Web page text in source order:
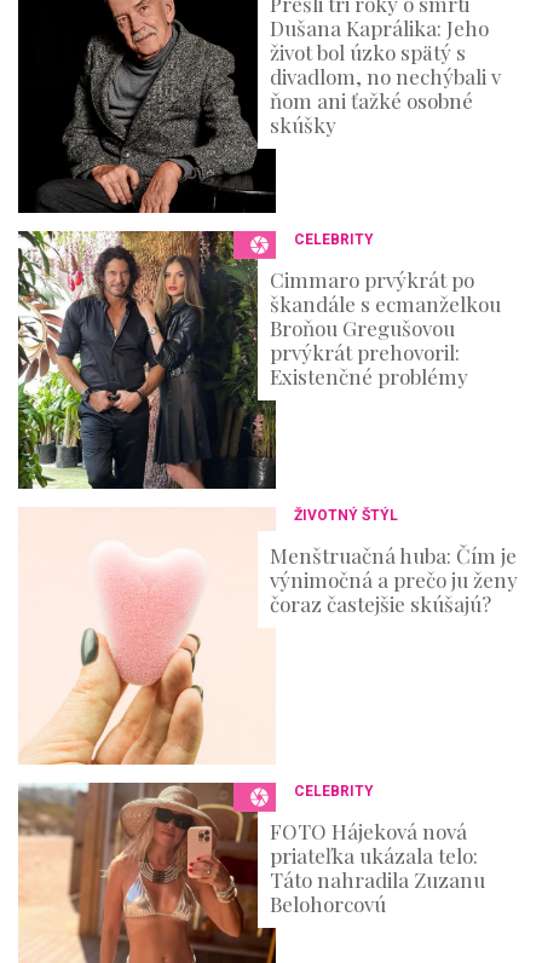
Dušana Kaprálika: Jeho
život bol úzko spätý s
divadlom, no nechýbali v
ňom ani ťažké osobné
skúšky
CELEBRITY
Cimmaro prvýkrát po
škandále s ecmanželkou
Broňou Gregušovou
prvýkrát prehovoril:
Existenčné problémy
ŽIVOTNÝ ŠTÝL
Menštruačná huba: Čím je
výnimočná a prečo ju ženy
čoraz častejšie skúšajú?
CELEBRITY
FOTO Hájeková nová
priateľka ukázala telo:
Táto nahradila Zuzanu
Belohorcovú